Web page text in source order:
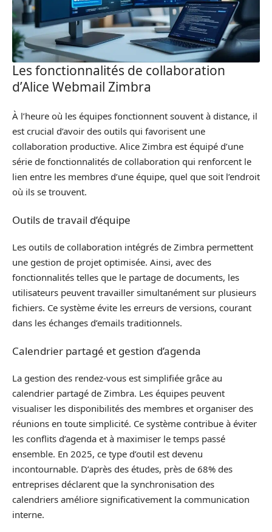
Les fonctionnalités de collaboration
d’Alice Webmail Zimbra
À l’heure où les équipes fonctionnent souvent à distance, il
est crucial d’avoir des outils qui favorisent une
collaboration productive. Alice Zimbra est équipé d’une
série de fonctionnalités de collaboration qui renforcent le
lien entre les membres d’une équipe, quel que soit l’endroit
où ils se trouvent.
Outils de travail d’équipe
Les outils de collaboration intégrés de Zimbra permettent
une gestion de projet optimisée. Ainsi, avec des
fonctionnalités telles que le partage de documents, les
utilisateurs peuvent travailler simultanément sur plusieurs
fichiers. Ce système évite les erreurs de versions, courant
dans les échanges d’emails traditionnels.
Calendrier partagé et gestion d’agenda
La gestion des rendez-vous est simplifiée grâce au
calendrier partagé de Zimbra. Les équipes peuvent
visualiser les disponibilités des membres et organiser des
réunions en toute simplicité. Ce système contribue à éviter
les conflits d’agenda et à maximiser le temps passé
ensemble. En 2025, ce type d’outil est devenu
incontournable. D’après des études, près de 68% des
entreprises déclarent que la synchronisation des
calendriers améliore significativement la communication
interne.